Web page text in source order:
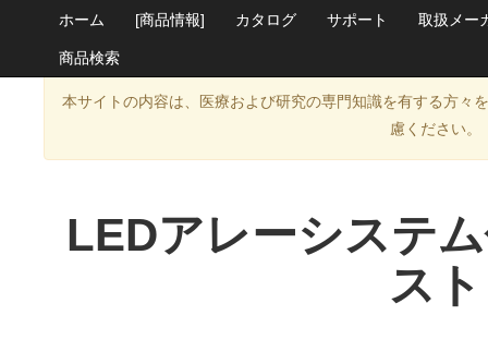
ホーム [商品情報] カタログ サポート 取扱メー
商品検索
本サイトの内容は、医療および研究の専門知識を有する方々
慮ください。
LEDアレーシステ
スト